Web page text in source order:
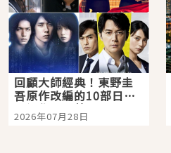
回顧大師經典！東野圭
吾原作改編的10部日本
影視作品推薦
2026年07月28日